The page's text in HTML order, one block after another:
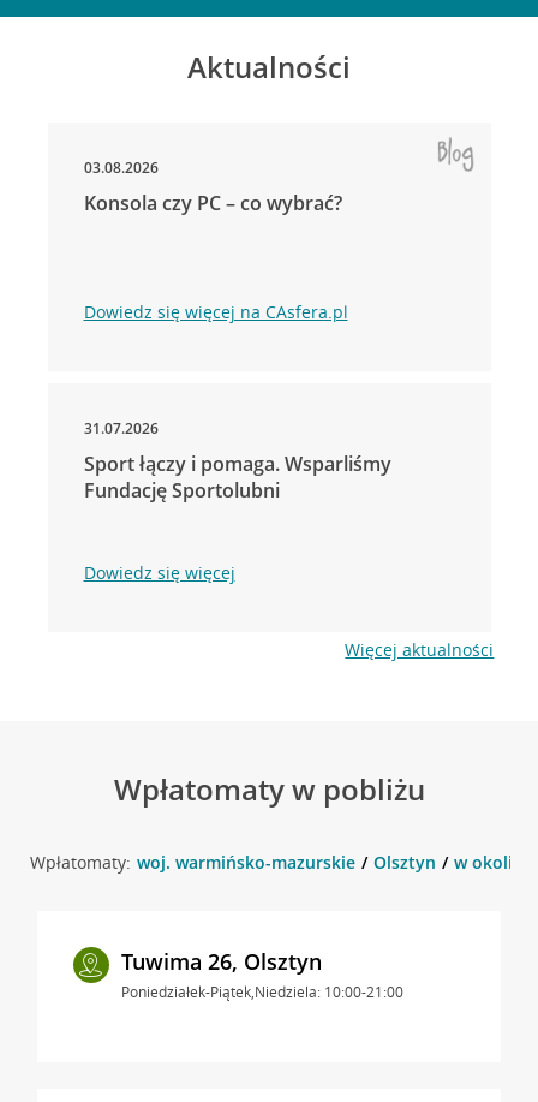
Aktualności
03.08.2026
Konsola czy PC – co wybrać?
Dowiedz się więcej na CAsfera.pl
31.07.2026
Sport łączy i pomaga. Wsparliśmy
Fundację Sportolubni
Dowiedz się więcej
Więcej aktualności
Wpłatomaty w pobliżu
Wpłatomaty: woj. warmińsko-mazurskie Olsztyn w okolicy
Tuwima 26, Olsztyn
Poniedziałek-Piątek,Niedziela: 10:00-21:00